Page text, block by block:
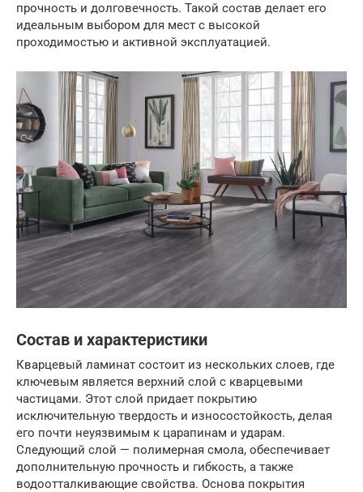
прочность и долговечность. Такой состав делает его
идеальным выбором для мест с высокой
проходимостью и активной эксплуатацией.
Состав и характеристики
Кварцевый ламинат состоит из нескольких слоев, где
ключевым является верхний слой с кварцевыми
частицами. Этот слой придает покрытию
исключительную твердость и износостойкость, делая
его почти неуязвимым к царапинам и ударам.
Следующий слой — полимерная смола, обеспечивает
дополнительную прочность и гибкость, а также
водоотталкивающие свойства. Основа покрытия